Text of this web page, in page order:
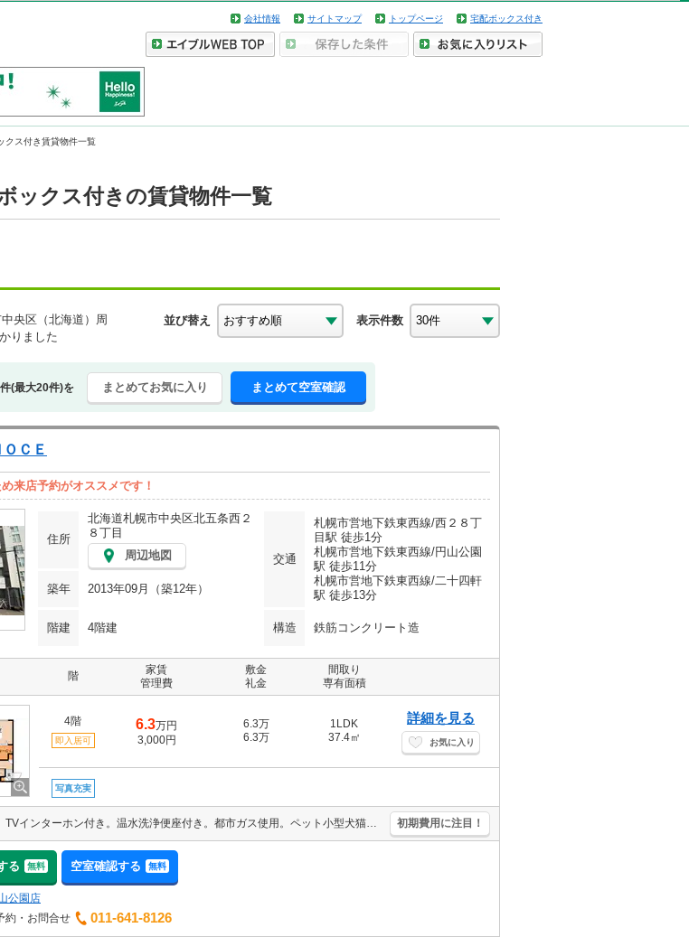
会社情報 サイトマップ トップページ 宅配ボックス付き
クス付き賃貸物件一覧
ックス付きの賃貸物件一覧
央区（北海道）周
りました
並び替え 表示件数
(最大20件)を まとめてお気に入り まとめて空室確認
ＯＣＥ
来店予約がオススメです！
住所
北海道札幌市中央区北五条西２
８丁目
周辺地図
交通
札幌市営地下鉄東西線/西２８丁
目駅 徒歩1分
札幌市営地下鉄東西線/円山公園
駅 徒歩11分
札幌市営地下鉄東西線/二十四軒
駅 徒歩13分
築年 2013年09月（築12年）
階建 4階建 構造 鉄筋コンクリート造
階
家賃
管理費
敷金
礼金
間取り
専有面積
4階
即入居可
6.3万円
3,000円
6.3万
6.3万
1LDK
37.4㎡
詳細を見る
お気に入り
写真充実
シャンドレ。TVインターホン付き。温水洗浄便座付き。都市ガス使用。ペット小型犬猫可。システムキッチン。宅配ボックスあり。TVインターホン付き。シャンドレ。追焚。仲介手数料家賃の0.55ヵ月分。 初期費用に注目！
る 無料 空室確認する 無料
公園店
約・お問合せ
011-641-8126